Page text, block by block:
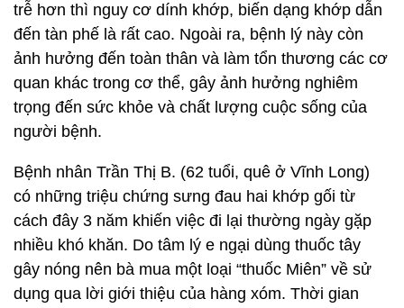
trễ hơn thì nguy cơ dính khớp, biến dạng khớp dẫn
đến tàn phế là rất cao. Ngoài ra, bệnh lý này còn
ảnh hưởng đến toàn thân và làm tổn thương các cơ
quan khác trong cơ thể, gây ảnh hưởng nghiêm
trọng đến sức khỏe và chất lượng cuộc sống của
người bệnh.
Bệnh nhân Trần Thị B. (62 tuổi, quê ở Vĩnh Long)
có những triệu chứng sưng đau hai khớp gối từ
cách đây 3 năm khiến việc đi lại thường ngày gặp
nhiều khó khăn. Do tâm lý e ngại dùng thuốc tây
gây nóng nên bà mua một loại “thuốc Miên” về sử
dụng qua lời giới thiệu của hàng xóm. Thời gian